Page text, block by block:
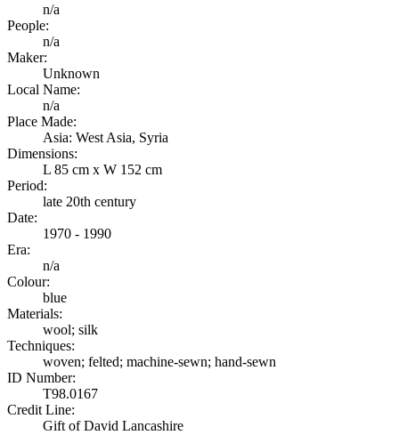
n/a
People:
n/a
Maker:
Unknown
Local Name:
n/a
Place Made:
Asia: West Asia, Syria
Dimensions:
L 85 cm x W 152 cm
Period:
late 20th century
Date:
1970 - 1990
Era:
n/a
Colour:
blue
Materials:
wool; silk
Techniques:
woven; felted; machine-sewn; hand-sewn
ID Number:
T98.0167
Credit Line:
Gift of David Lancashire